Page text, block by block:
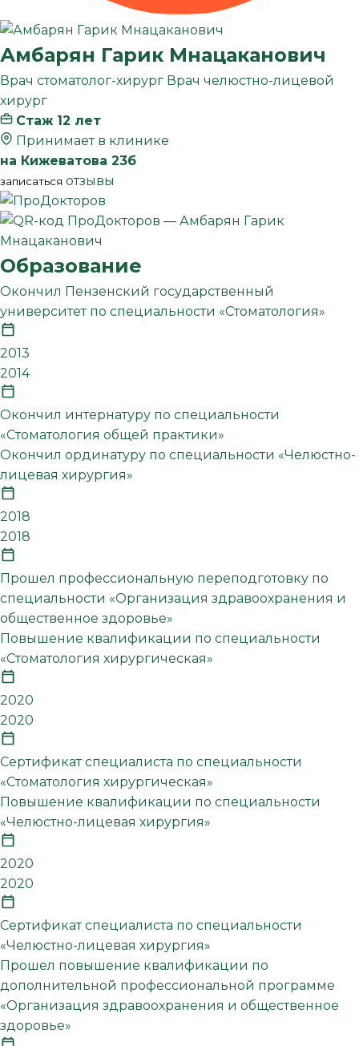
Амбарян Гарик Мнацаканович
Врач стоматолог-хирург Врач челюстно-лицевой
хирург
Стаж 12 лет
Принимает в клинике
на Кижеватова 23б
записаться отзывы
Образование
Окончил Пензенский государственный
университет по специальности «Стоматология»
2013
2014
Окончил интернатуру по специальности
«Стоматология общей практики»
Окончил ординатуру по специальности «Челюстно-
лицевая хирургия»
2018
2018
Прошел профессиональную переподготовку по
специальности «Организация здравоохранения и
общественное здоровье»
Повышение квалификации по специальности
«Стоматология хирургическая»
2020
2020
Сертификат специалиста по специальности
«Стоматология хирургическая»
Повышение квалификации по специальности
«Челюстно-лицевая хирургия»
2020
2020
Сертификат специалиста по специальности
«Челюстно-лицевая хирургия»
Прошел повышение квалификации по
дополнительной профессиональной программе
«Организация здравоохранения и общественное
здоровье»